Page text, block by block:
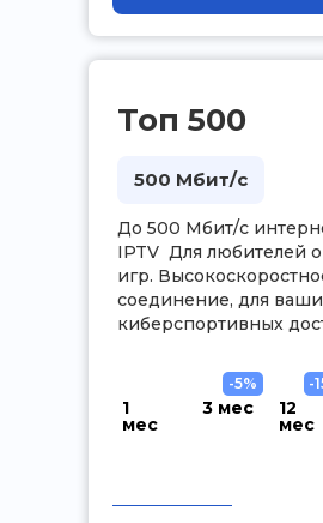
.
Топ 500
До 500 Мбит/с
IPTV Для любителей
игр.
соединение, для
киберспортивных
1
мес
500 Мбит/с
3 мес
-5%
12
мес
-